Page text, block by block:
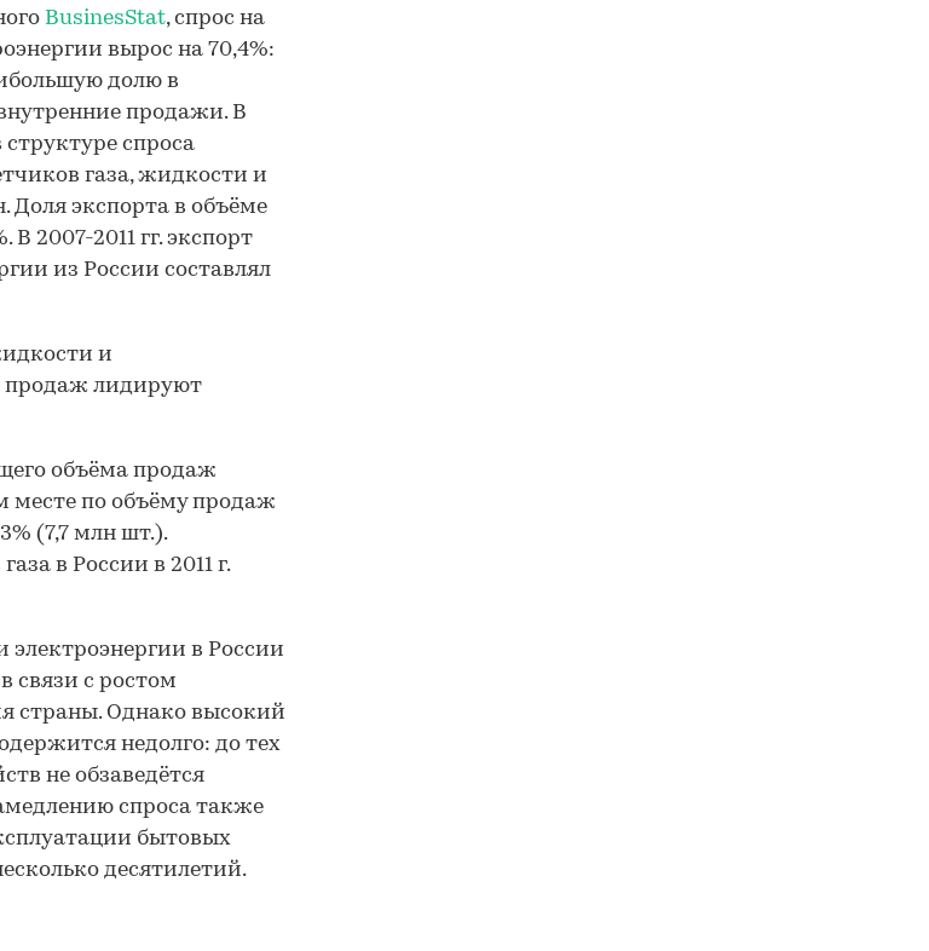
BusinesStat, спрос на
вырос на 70,4%:
долю в
продажи. В
спроса
газа, жидкости и
Доля экспорта в объёме
В 2007-2011 гг. экспорт
из России составлял
и
продаж лидируют
объёма продаж
месте по объёму продаж
(7,7 млн шт.).
в России в 2011 г.
электроэнергии в России
связи с ростом
страны. Однако высокий
недолго: до тех
не обзаведётся
спроса также
бытовых
десятилетий.